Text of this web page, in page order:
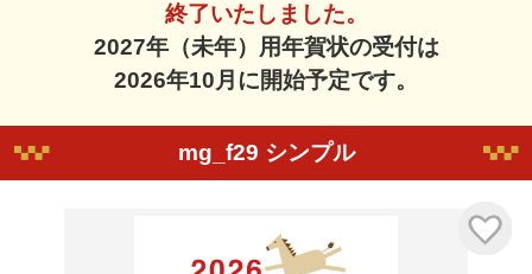
終了いたしました。
2027年（未年）用年賀状の受付は
2026年10月に開始予定です。
mg_f29 シンプル